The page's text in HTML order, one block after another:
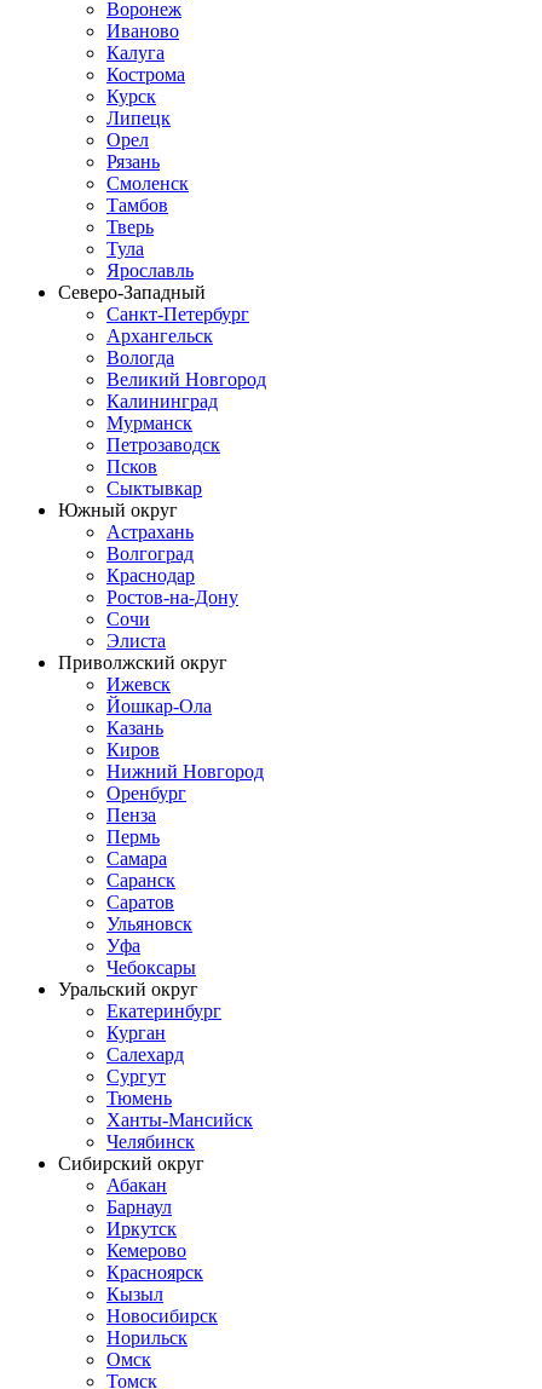
Воронеж
Иваново
Калуга
Кострома
Курск
Липецк
Орел
Рязань
Смоленск
Тамбов
Тверь
Тула
Ярославль
Северо-Западный
Санкт-Петербург
Архангельск
Вологда
Великий Новгород
Калининград
Мурманск
Петрозаводск
Псков
Сыктывкар
Южный округ
Астрахань
Волгоград
Краснодар
Ростов-на-Дону
Сочи
Элиста
Приволжский округ
Ижевск
Йошкар-Ола
Казань
Киров
Нижний Новгород
Оренбург
Пенза
Пермь
Самара
Саранск
Саратов
Ульяновск
Уфа
Чебоксары
Уральский округ
Екатеринбург
Курган
Салехард
Сургут
Тюмень
Ханты-Мансийск
Челябинск
Сибирский округ
Абакан
Барнаул
Иркутск
Кемерово
Красноярск
Кызыл
Новосибирск
Норильск
Омск
Томск